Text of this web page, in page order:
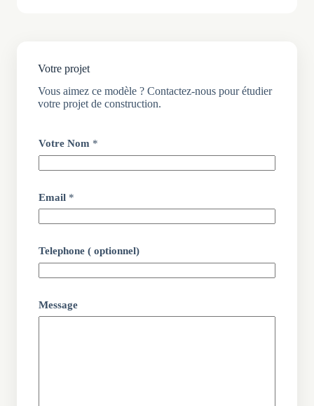
Votre projet
Vous aimez ce modèle ? Contactez-nous pour étudier
votre projet de construction.
Votre Nom *
Email *
Telephone ( optionnel)
Message